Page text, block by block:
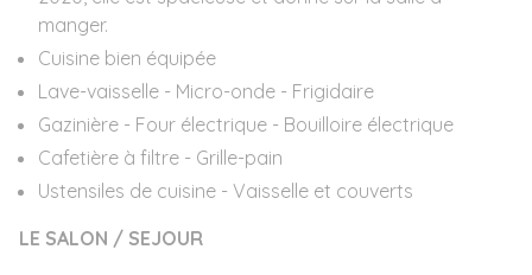
manger.
Cuisine bien équipée
Lave-vaisselle - Micro-onde - Frigidaire
Gazinière - Four électrique - Bouilloire électrique
Cafetière à filtre - Grille-pain
Ustensiles de cuisine - Vaisselle et couverts
LE SALON / SEJOUR